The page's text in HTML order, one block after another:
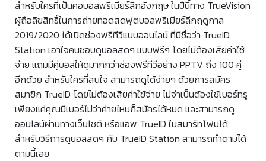
สำหรับใครที่เป็นคอบอลพรีเมียร์ลีกอังกฤษ ในปีนี้ทาง TrueVision
ผู้ถือลิขสิทธิ์ในการถ่ายทอดสดฟุตบอลพรีเมียร์ลีกฤดูกาล
2019/2020 ได้เปิดช่องฟรีทีวีแบบออนไลน์ ที่มีชื่อว่า TrueID
Station เอาใจคนชอบดูบอลสดๆ แบบฟรีๆ โดยไม่ต้องเสียค่าใช้
จ่าย แถมมีคู่บอลให้ดูมากกว่าช่องฟรีทีวีอย่าง PPTV ถึง 100 คู่
อีกด้วย สำหรับใครที่สนใจ สามารถดูได้ง่ายๆ ด้วยการสมัคร
สมาชิก TrueID โดยไม่ต้องเสียค่าใช้จ่าย ไม่จำเป็นต้องใช้เบอร์ทรู
เพียงแค่คุณมีเบอร์ไม่ว่าค่ายไหนก็สมัครได้หมด และสามารถดู
ออนไลน์ผ่านทางเว็บไซต์ หรือแอพ TrueID ในสมาร์ทโฟนได้
สำหรับวิธีการดูบอลสดๆ กับ TrueID Station สามารถทำตามได้
ตามนี้เลย